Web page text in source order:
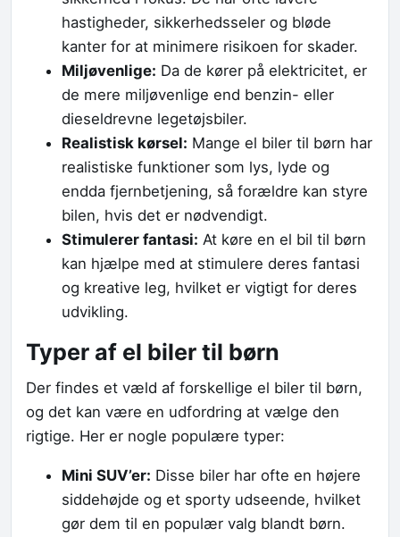
hastigheder, sikkerhedsseler og bløde
kanter for at minimere risikoen for skader.
Miljøvenlige: Da de kører på elektricitet, er
de mere miljøvenlige end benzin- eller
dieseldrevne legetøjsbiler.
Realistisk kørsel: Mange el biler til børn har
realistiske funktioner som lys, lyde og
endda fjernbetjening, så forældre kan styre
bilen, hvis det er nødvendigt.
Stimulerer fantasi: At køre en el bil til børn
kan hjælpe med at stimulere deres fantasi
og kreative leg, hvilket er vigtigt for deres
udvikling.
Typer af el biler til børn
Der findes et væld af forskellige el biler til børn,
og det kan være en udfordring at vælge den
rigtige. Her er nogle populære typer:
Mini SUV’er: Disse biler har ofte en højere
siddehøjde og et sporty udseende, hvilket
gør dem til en populær valg blandt børn.